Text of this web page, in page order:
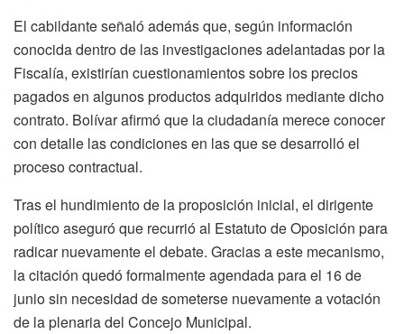
El cabildante señaló además que, según información
conocida dentro de las investigaciones adelantadas por la
Fiscalía, existirían cuestionamientos sobre los precios
pagados en algunos productos adquiridos mediante dicho
contrato. Bolívar afirmó que la ciudadanía merece conocer
con detalle las condiciones en las que se desarrolló el
proceso contractual.
Tras el hundimiento de la proposición inicial, el dirigente
político aseguró que recurrió al Estatuto de Oposición para
radicar nuevamente el debate. Gracias a este mecanismo,
la citación quedó formalmente agendada para el 16 de
junio sin necesidad de someterse nuevamente a votación
de la plenaria del Concejo Municipal.